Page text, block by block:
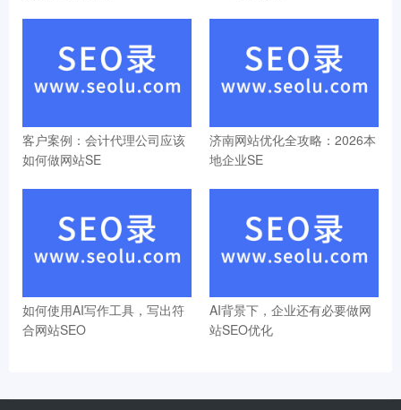
客户案例：会计代理公司应该
如何做网站SE
济南网站优化全攻略：2026本
地企业SE
如何使用AI写作工具，写出符
合网站SEO
AI背景下，企业还有必要做网
站SEO优化